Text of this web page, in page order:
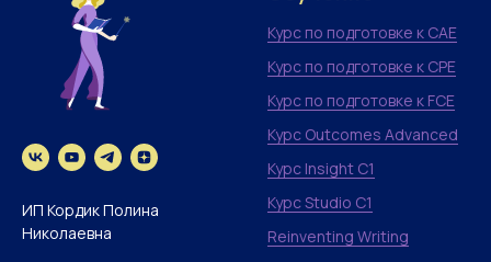
ИП Кордик Полина
Николаевна
Курс по подготовке к CAE
Курс по подготовке к CPE
Курс по подготовке к FCE
Курс Outcomes Advanced
Курс Insight C1
Курс Studio C1
Reinventing Writing